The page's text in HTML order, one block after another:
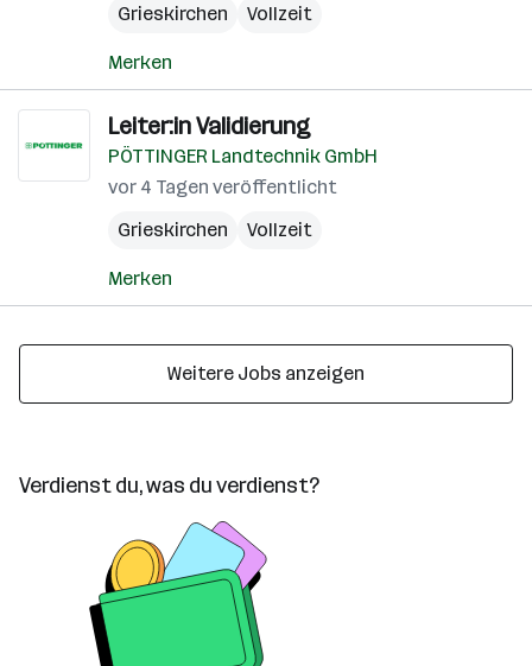
Grieskirchen
Vollzeit
Merken
Leiter:in Validierung
PÖTTINGER Landtechnik GmbH
vor 4 Tagen veröffentlicht
Grieskirchen
Vollzeit
Merken
Weitere Jobs anzeigen
Verdienst du, was du verdienst?